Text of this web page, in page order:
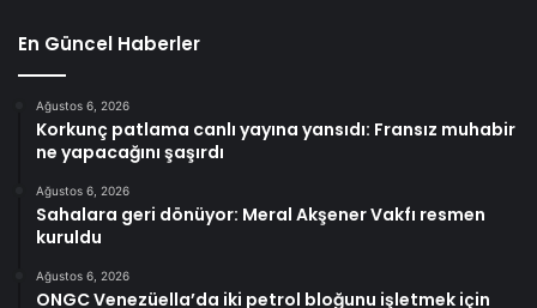
En Güncel Haberler
Ağustos 6, 2026
Korkunç patlama canlı yayına yansıdı: Fransız muhabir
ne yapacağını şaşırdı
Ağustos 6, 2026
Sahalara geri dönüyor: Meral Akşener Vakfı resmen
kuruldu
Ağustos 6, 2026
ONGC Venezüella’da iki petrol bloğunu işletmek için